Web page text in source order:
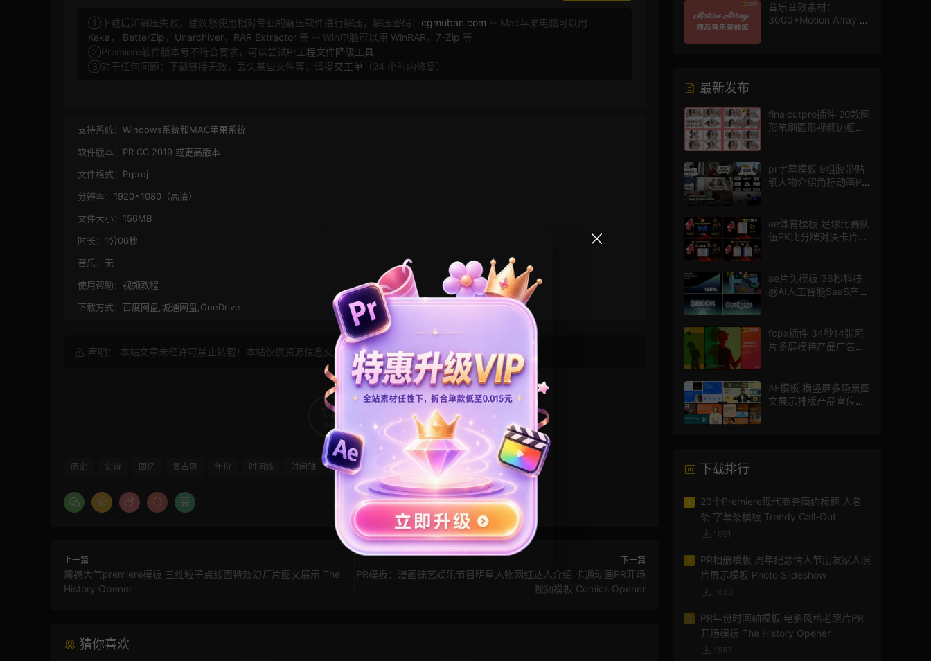
①下载后如解压失败，建议您使用相对专业的解压软件进行解压，解压密码： cgmuban.com -- Mac苹果电脑可以用
Keka ， BetterZip ， Unarchiver， RAR Extractor 等 -- Win电脑可以用 WinRAR ， 7-Zip 等
②Premiere软件版本号不符合要求，可以尝试Pr工程文件降级工具
③对于任何问题：下载链接无效，丢失某些文件等，请提交工单 （24 小时内修复）
支持系统： Windows系统和MAC苹果系统
软件版本： PR CC 2019 或更高版本
文件格式： Prproj
分辨率： 1920×1080（高清）
文件大小： 156MB
时长： 1分06秒
音乐： 无
使用帮助： 视频教程
下载方式： 百度网盘,城通网盘,OneDrive
声明： 本站文章未经许可禁止转载！本站仅供资源信息交流学习， 版权说明点此了解！
0
历史 史诗 回忆 复古风 年份 时间线 时间轴 烟雾 照片展示 电影风模板
上一篇
震撼大气premiere模板 三维粒子点线面特效幻灯片图文展示 The
History Opener
下一篇
PR模板：漫画综艺娱乐节目明星人物网红达人介绍 卡通动画PR开场
视频模板 Comics Opener
猜你喜欢
音乐音效素材：
3000+Motion Array 影
最新发布
finalcutpro插件 20款图
形笔刷圆形视频边框遮
pr字幕模板 9组胶带贴
纸人物介绍角标动画PR
ae体育模板 足球比赛队
伍PK比分牌对决卡片球
ae片头模板 36秒科技
感AI人工智能SaaS产品
fcpx插件 34秒14张照
片多屏模特产品广告宣
AE模板 横竖屏多场景图
文展示排版产品宣传视
下载排行
1
20个Premiere现代商务简约标题 人名
条 字幕条模板 Trendy Call-Out
1691
2
PR相册模板 周年纪念情人节朋友家人照
片展示模板 Photo Slideshow
1630
3
PR年份时间轴模板 电影风格老照片PR
开场模板 The History Opener
1557